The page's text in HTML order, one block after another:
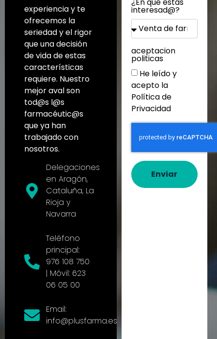
experiencia y te
ofrecemos la
seriedad y el rigor
que una decisión
de vida de estas
características
requiere. Nuestro
mejor aval son
tod@s l@s
farmacéutic@s
que ya han
trabajado con
nosotros.
Delegaciones
en Aragón,
Cataluña, La
Rioja y
Navarra
Teléfono
principal:
976 108 750
| Móvil: 623
06 05 00
Email:
info@plusfarma.es
interesad@?
aceptacion
politicas
He leído y
acepto la
Política de
Privacidad
Enviar